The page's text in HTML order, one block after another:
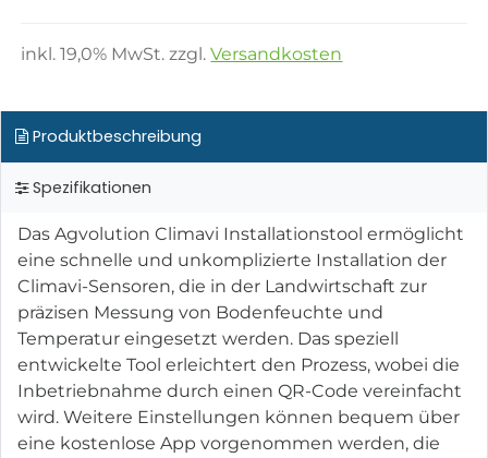
inkl.19,0% MwSt. zzgl.Versandkosten
Produktbeschreibung
Spezifikationen
Das Agvolution Climavi Installationstool ermöglicht
eine schnelle und unkomplizierte Installation der
Climavi-Sensoren, die in der Landwirtschaft zur
präzisen Messung von Bodenfeuchte und
Temperatur eingesetzt werden. Das speziell
entwickelte Tool erleichtert den Prozess, wobei die
Inbetriebnahme durch einen QR-Code vereinfacht
wird. Weitere Einstellungen können bequem über
eine kostenlose App vorgenommen werden, die